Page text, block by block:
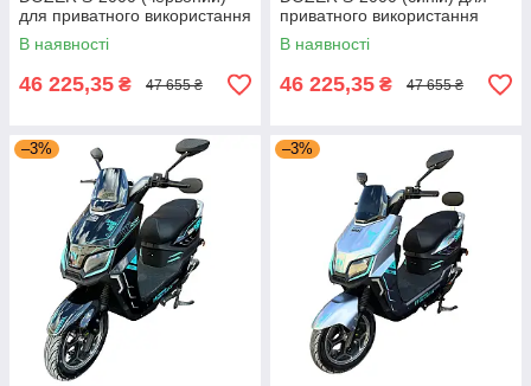
для приватного використання
2000W
В наявності
46 225,35 ₴ 47 655 ₴
приватного використання
2000W
В наявності
46 225,35 ₴ 47 655 ₴
–3% –3%